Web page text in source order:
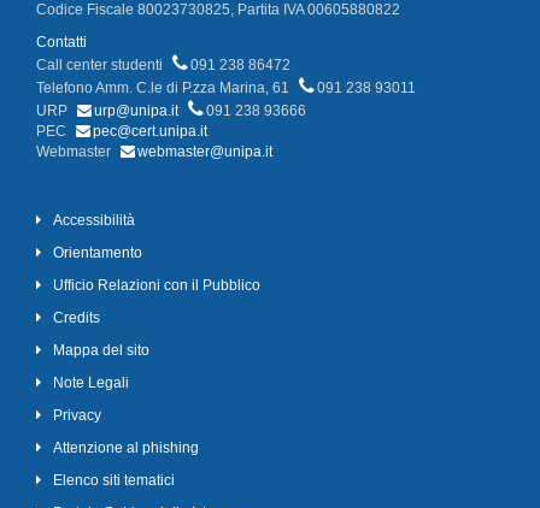
Codice Fiscale 80023730825, Partita IVA 00605880822
Contatti
Call center studenti
091 238 86472
Telefono Amm. C.le di P.zza Marina, 61
091 238 93011
URP
urp@unipa.it
091 238 93666
PEC
pec@cert.unipa.it
Webmaster
webmaster@unipa.it
Accessibilità
Orientamento
Ufficio Relazioni con il Pubblico
Credits
Mappa del sito
Note Legali
Privacy
Attenzione al phishing
Elenco siti tematici